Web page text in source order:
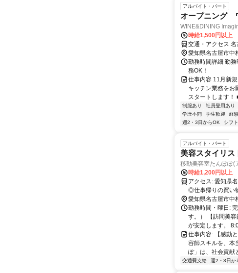
アルバイト・パート
オープニング
WINE&DINING
時給1,500円以上
交通・アクセス
愛知県名古屋市中
勤務時間詳細 勤
務OK！
仕事内容 11月新
キッチン業務をお
スタートします！
制服あり 社員登用あり
学歴不問
学生歓迎 経
週2・3日からOK
シフ
アルバイト・パート
美容スタイリス
移動美容室たんぽぽ(
時給1,200円以上
アクセス: 愛知県名古屋市中村区名駅3丁目8番6号 （「名古屋駅」から徒歩5分！）
◎仕事帰りの買い
愛知県名古屋市中
勤務時間・曜日:
す。） 【訪問美
が安定します。
仕事内容: 【感動
容師スキルを、本
ぽ」は、社会貢献
交通費支給 週2・3日か